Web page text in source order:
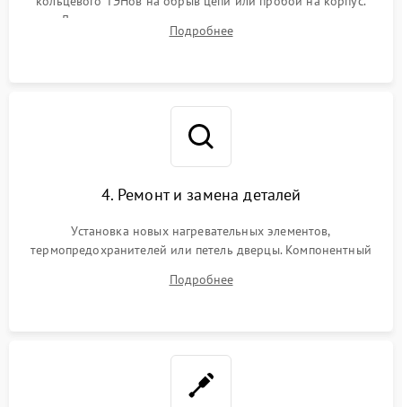
Диагностика термостата, датчиков температуры,
переключателя режимов и мотора конвекции.
Подробнее
4. Ремонт и замена деталей
Установка новых нагревательных элементов,
термопредохранителей или петель дверцы. Компонентный
выгоревших реле, восстановление контактов и замена
Подробнее